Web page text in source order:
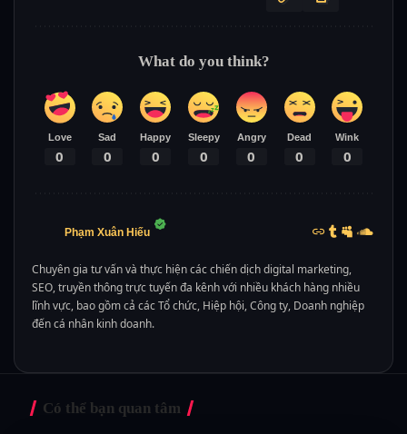
What do you think?
Love
0
Sad
0
Happy
0
Sleepy
0
Angry
0
Dead
0
Wink
0
Phạm Xuân Hiếu
Chuyên gia tư vấn và thực hiện các chiến dịch digital marketing,
SEO, truyền thông trực tuyến đa kênh với nhiều khách hàng nhiều
lĩnh vực, bao gồm cả các Tổ chức, Hiệp hội, Công ty, Doanh nghiệp
đến cá nhân kinh doanh.
Có thể bạn quan tâm